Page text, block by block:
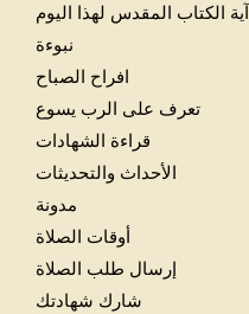
آية الكتاب المقدس لهذا اليوم
نبوءة
افراح الصباح
تعرف على الرب يسوع
قراءة الشهادات
الأحداث والتحديثات
مدونة
أوقات الصلاة
إرسال طلب الصلاة
شارك شهادتك